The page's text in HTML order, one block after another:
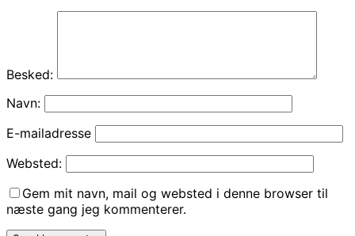
Besked:
Navn:
E-mailadresse
Websted:
Gem mit navn, mail og websted i denne browser til
næste gang jeg kommenterer.